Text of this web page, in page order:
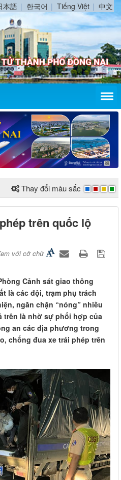
本語 한국어 Tiếng Việt 中文
Thay đổi màu sắc
trên quốc lộ
với cỡ chữ
Cảnh sát giao thông
là các đội, trạm phụ trách
ngăn chặn “nóng” nhiều
trên là nhờ sự phối hợp của
an các địa phương trong
chống đua xe trái phép trên